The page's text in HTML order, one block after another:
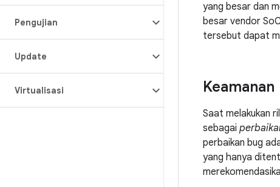
Pengujian
Update
Virtualisasi
yang besar dan
besar vendor
tersebut dapat
Keamanan
Saat melakukan
sebagai
perbaikan bug
yang hanya